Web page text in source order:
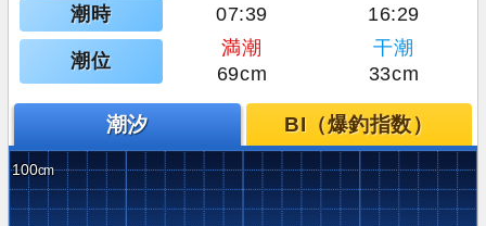
潮時 07:39 16:29
潮位
満潮
干潮
69cm
33cm
潮汐 BI（爆釣指数）
100